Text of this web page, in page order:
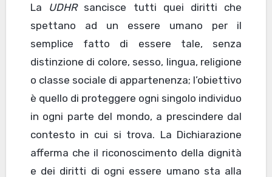
La UDHR sancisce tutti quei diritti che
spettano ad un essere umano per il
semplice fatto di essere tale, senza
distinzione di colore, sesso, lingua, religione
o classe sociale di appartenenza; l’obiettivo
è quello di proteggere ogni singolo individuo
in ogni parte del mondo, a prescindere dal
contesto in cui si trova. La Dichiarazione
afferma che il riconoscimento della dignità
e dei diritti di ogni essere umano sta alla